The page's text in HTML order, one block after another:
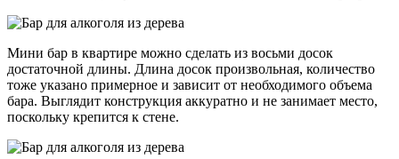
Мини бар в квартире можно сделать из восьми досок
достаточной длины. Длина досок произвольная, количество
тоже указано примерное и зависит от необходимого объема
бара. Выглядит конструкция аккуратно и не занимает место,
поскольку крепится к стене.